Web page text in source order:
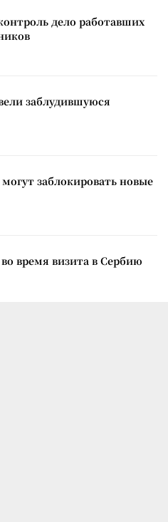
дело работавших
заблудившуюся
заблокировать новые
время визита в Сербию